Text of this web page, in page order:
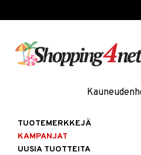
TUOTEMERKKEJÄ
KAMPANJAT
UUSIA TUOTTEITA